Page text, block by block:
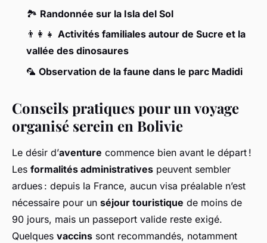
🏞️ Randonnée sur la Isla del Sol
👨‍👩‍👧 Activités familiales autour de Sucre et la
vallée des dinosaures
🦜 Observation de la faune dans le parc Madidi
Conseils pratiques pour un voyage
organisé serein en Bolivie
Le désir d’aventure commence bien avant le départ !
Les formalités administratives peuvent sembler
ardues : depuis la France, aucun visa préalable n’est
nécessaire pour un séjour touristique de moins de
90 jours, mais un passeport valide reste exigé.
Quelques vaccins sont recommandés, notamment